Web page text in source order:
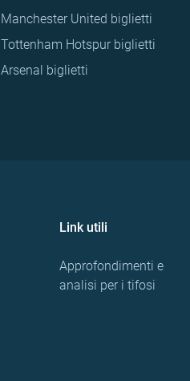
Manchester United biglietti
Tottenham Hotspur biglietti
Arsenal biglietti
Link utili
Approfondimenti e
analisi per i tifosi